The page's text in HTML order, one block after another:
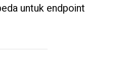
untuk endpoint